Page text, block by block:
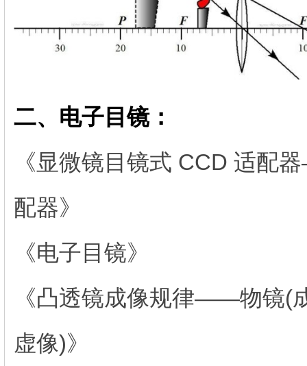
二、电子目镜：
《显微镜目镜式 CCD 适
配器》
《电子目镜》
《凸透镜成像规律——物镜(
虚像)》